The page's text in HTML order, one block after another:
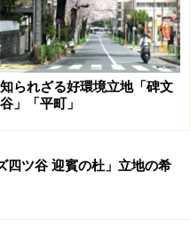
知られざる好環境立地「碑文
谷」「平町」
四ツ谷 迎賓の杜」立地の希